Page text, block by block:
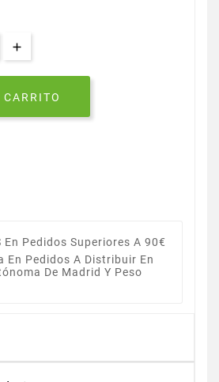
En Pedidos Superiores A 90€
En Pedidos A Distribuir En
De Madrid Y Peso